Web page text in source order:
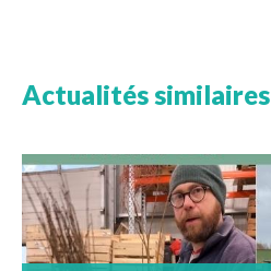
Actualités similaires